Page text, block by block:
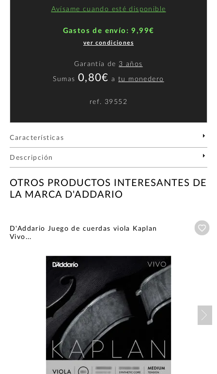
Avísame cuando esté disponible
Gastos de envío: 9,99€
ver condiciones
Garantía de 3 años
Sumas 0,80€ atu monedero
ref. 39552
Características
Descripción
OTROS PRODUCTOS INTERESANTES DE
LA MARCA D'ADDARIO
D'Addario Juego de cuerdas viola Kaplan
Vivo...